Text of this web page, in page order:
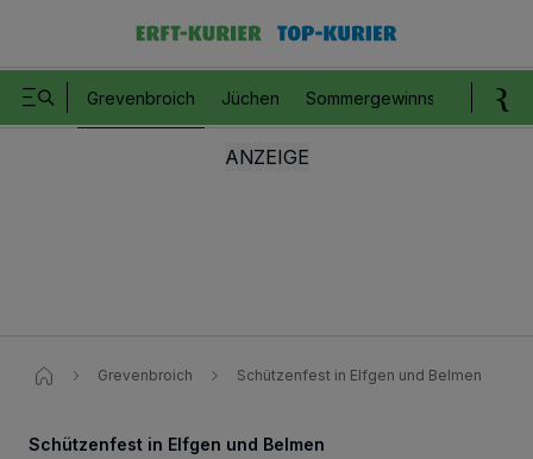
Grevenbroich Jüchen Sommergewinnspiel
Grevenbroich Schützenfest in Elfgen und Belmen
Schützenfest in Elfgen und Belmen